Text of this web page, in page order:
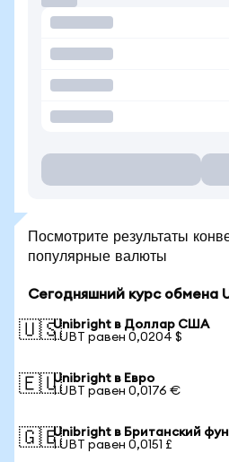
Посмотрите результаты
популярные валюты
Сегодняшний курс обмена
🇺🇸Unibright в Доллар США
1 UBT равен 0,0204 $
🇪🇺Unibright в Евро
1 UBT равен 0,0176 €
🇬🇧Unibright в Британский
1 UBT равен 0,0151 £